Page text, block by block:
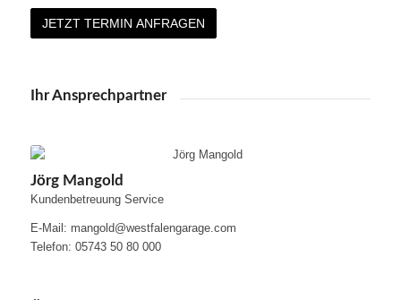
Ihr Ansprechpartner
Jörg Mangold
Kundenbetreuung Service
E-Mail: mangold@westfalengarage.com
Telefon: 05743 50 80 000